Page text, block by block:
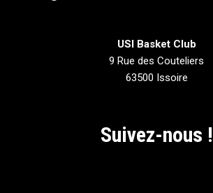
USI Basket Club
9 Rue des Couteliers
63500 Issoire
Suivez-nous !